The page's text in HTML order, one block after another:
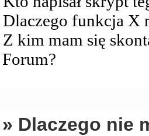
Dlaczego funkcja X
Z kim mam się
Forum?
» Dlaczego nie